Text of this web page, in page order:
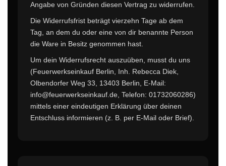
Angabe von Gründen diesen Vertrag zu widerrufen.
Die Widerrufsfrist beträgt vierzehn Tage ab dem
Tag, an dem du oder eine von dir benannte Person
die Ware in Besitz genommen hast.
Um dein Widerrufsrecht auszuüben, musst du uns
(Feuerwerkseinkauf Berlin, Inh. Rebecca Diek,
Olbendorfer Weg 33, 13403 Berlin, E-Mail:
info@feuerwerkseinkauf.de, Telefon: 01732060286)
mittels einer eindeutigen Erklärung über deinen
Entschluss informieren (z. B. per E-Mail oder Brief).